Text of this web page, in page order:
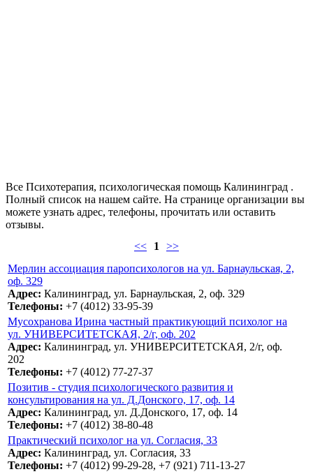
Все Психотерапия, психологическая помощь Калининград .
Полный список на нашем сайте. На странице организации вы
можете узнать адрес, телефоны, прочитать или оставить
отзывы.
<<
1 >>
Мерлин ассоциация паропсихологов на ул. Барнаульская, 2,
оф. 329
Адрес: Калининград, ул. Барнаульская, 2, оф. 329
Телефоны: +7 (4012) 33-95-39
Мусохранова Ирина частный практикующий психолог на
ул. УНИВЕРСИТЕТСКАЯ, 2/г, оф. 202
Адрес: Калининград, ул. УНИВЕРСИТЕТСКАЯ, 2/г, оф.
202
Телефоны: +7 (4012) 77-27-37
Позитив - студия психологического развития и
консультирования на ул. Д.Донского, 17, оф. 14
Адрес: Калининград, ул. Д.Донского, 17, оф. 14
Телефоны: +7 (4012) 38-80-48
Практический психолог на ул. Согласия, 33
Адрес: Калининград, ул. Согласия, 33
Телефоны: +7 (4012) 99-29-28, +7 (921) 711-13-27